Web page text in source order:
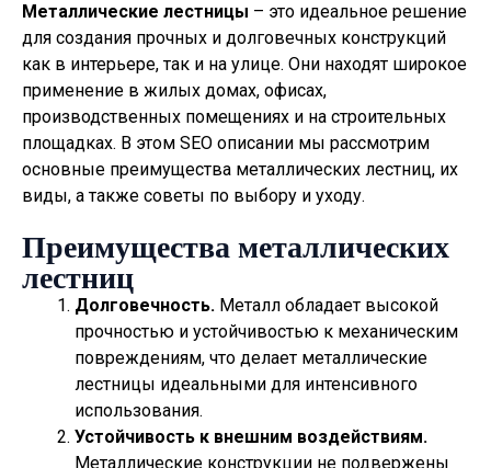
Металлические лестницы – это идеальное решение
для создания прочных и долговечных конструкций
как в интерьере, так и на улице. Они находят широкое
применение в жилых домах, офисах,
производственных помещениях и на строительных
площадках. В этом SEO описании мы рассмотрим
основные преимущества металлических лестниц, их
виды, а также советы по выбору и уходу.
Преимущества металлических
лестниц
Долговечность. Металл обладает высокой
прочностью и устойчивостью к механическим
повреждениям, что делает металлические
лестницы идеальными для интенсивного
использования.
Устойчивость к внешним воздействиям.
Металлические конструкции не подвержены